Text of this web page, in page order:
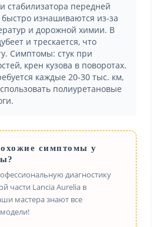
стабилизатора передней
изнашиваются из-за
и дорожной химии. В
и трескается, что
Симптомы: стук при
крен кузова в поворотах.
каждые 20-30 тыс. км,
полиуретановые
симптомы у
диагностику
части Lancia Aurelia в
мастера знают все